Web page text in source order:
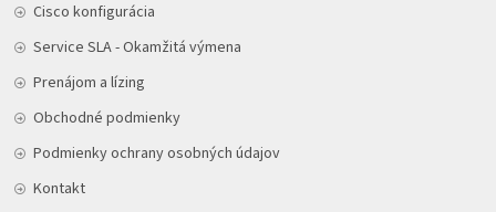
Cisco konfigurácia
Service SLA - Okamžitá výmena
Prenájom a lízing
Obchodné podmienky
Podmienky ochrany osobných údajov
Kontakt